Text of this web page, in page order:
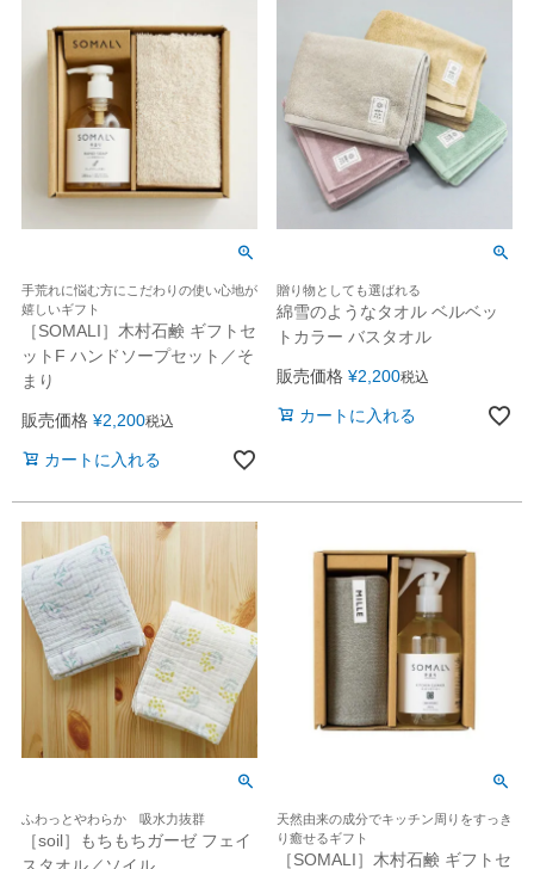
手荒れに悩む方にこだわりの使い心地が
嬉しいギフト
［SOMALI］木村石鹸 ギフトセ
ットF ハンドソープセット／そ
まり
販売価格 ¥2,200税込
カートに入れる
贈り物としても選ばれる
綿雪のようなタオル ベルベッ
トカラー バスタオル
販売価格 ¥2,200税込
カートに入れる
ふわっとやわらか 吸水力抜群
［soil］もちもちガーゼ フェイ
スタオル／ソイル
天然由来の成分でキッチン周りをすっき
り癒せるギフト
［SOMALI］木村石鹸 ギフトセ